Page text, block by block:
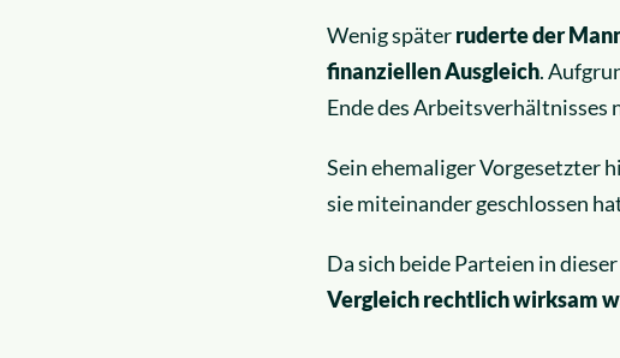
Wenig späterruderte der
finanziellen Ausgleich.
Ende des Arbeitsverhältnisses
Sein ehemaliger Vorgesetzter
sie miteinander geschlossen
Da sich beide Parteien in
Vergleich rechtlich wirksam